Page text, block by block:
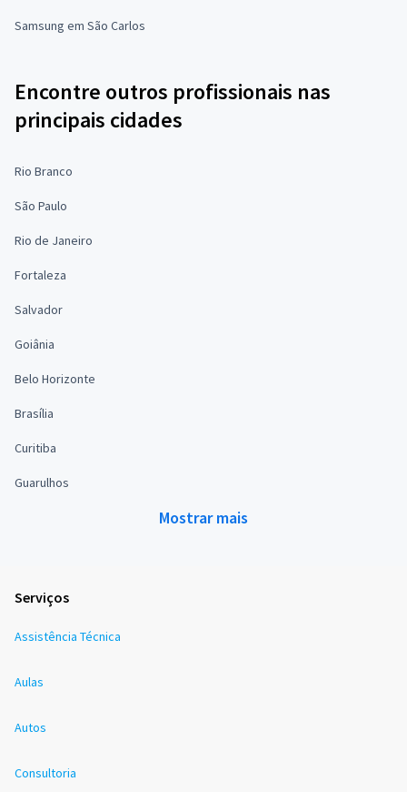
Samsung em São Carlos
Encontre outros profissionais nas
principais cidades
Rio Branco
São Paulo
Rio de Janeiro
Fortaleza
Salvador
Goiânia
Belo Horizonte
Brasília
Curitiba
Guarulhos
Mostrar mais
Serviços
Assistência Técnica
Aulas
Autos
Consultoria